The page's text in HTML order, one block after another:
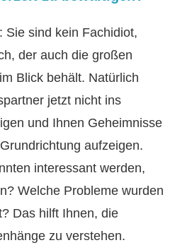
Sie sind kein Fachidiot,
der auch die großen
Blick behält. Natürlich
jetzt nicht ins
und Ihnen Geheimnisse
aufzeigen.
interessant werden,
Welche Probleme wurden
Das hilft Ihnen, die
zu verstehen.